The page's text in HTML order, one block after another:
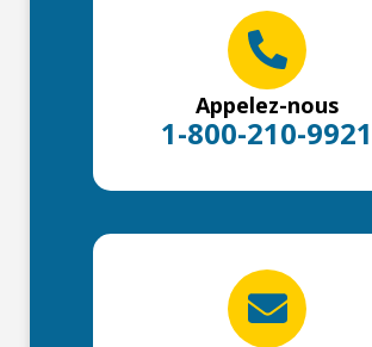
Appelez-nous
1-800-210-9921